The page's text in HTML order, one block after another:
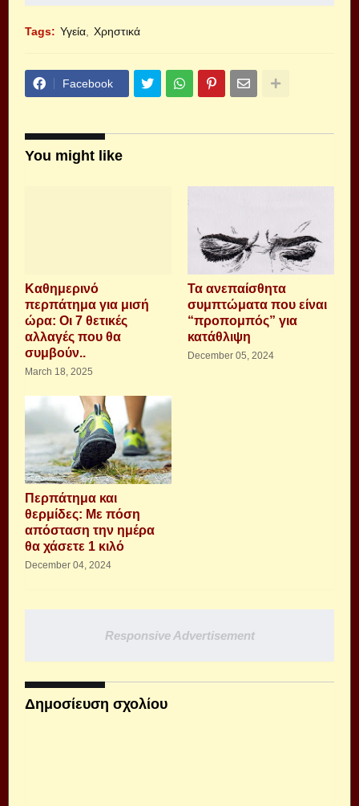
Tags: Υγεία Χρηστικά
Facebook
You might like
Καθημερινό
περπάτημα για μισή
ώρα: Οι 7 θετικές
αλλαγές που θα
συμβούν..
March 18, 2025
Τα ανεπαίσθητα
συμπτώματα που είναι
“προπομπός” για
κατάθλιψη
December 05, 2024
Περπάτημα και
θερμίδες: Με πόση
απόσταση την ημέρα
θα χάσετε 1 κιλό
December 04, 2024
Responsive Advertisement
Δημοσίευση σχολίου